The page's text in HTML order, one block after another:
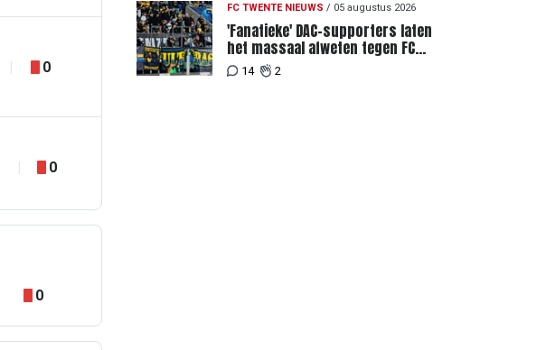
0
0
0
FC TWENTE NIEUWS / 05 augustus 2026
'Fanatieke' DAC-supporters laten
het massaal afweten tegen FC
Twente
14 2